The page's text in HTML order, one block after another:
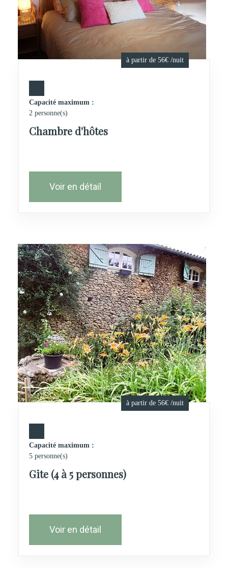
à partir de 56€ /nuit
Capacité maximum :
2 personne(s)
Chambre d'hôtes
Voir en détail
à partir de 56€ /nuit
Capacité maximum :
5 personne(s)
Gite (4 à 5 personnes)
Voir en détail